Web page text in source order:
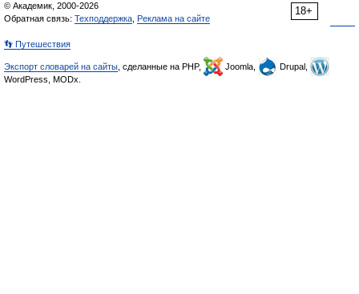
18+
© Академик, 2000-2026
Обратная связь: Техподдержка Реклама на сайте
👣 Путешествия
Экспорт словарей на сайты , сделанные на PHP, Joomla,
Drupal,
WordPress, MODx.